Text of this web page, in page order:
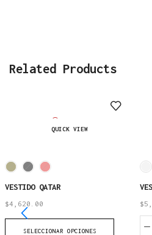
Related Products
QUICK VIEW
VESTIDO QATAR
$4,620.00
SELECCIONAR OPCIONES
$